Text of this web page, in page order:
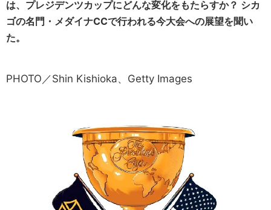
は、プレジデンツカップにどんな変化をもたらすか？ シカ
ゴの名門・メダイナCCで行われる今大会への展望を聞い
た。
PHOTO／Shin Kishioka、Getty Images